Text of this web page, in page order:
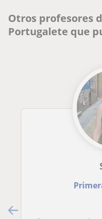
Otros profesores
Portugalete que